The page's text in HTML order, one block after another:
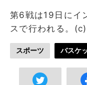
第6戦は19日にイ
スで行われる。
スポーツ バスケ